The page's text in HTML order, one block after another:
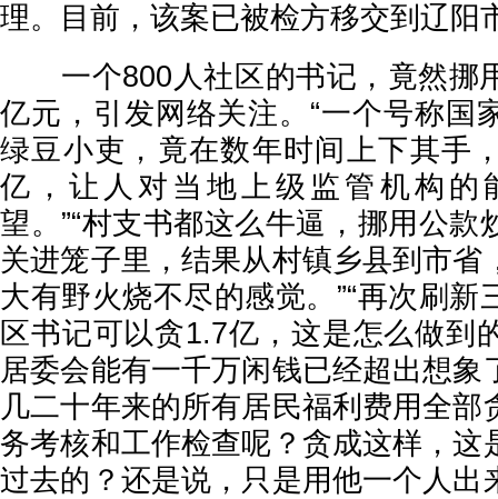
理。目前，该案已被检方移交到辽阳
一个800人社区的书记，竟然挪
亿元，引发网络关注。“一个号称国
绿豆小吏，竟在数年时间上下其手
亿，让人对当地上级监管机构的
望。”“村支书都这么牛逼，挪用公款
关进笼子里，结果从村镇乡县到市省
大有野火烧不尽的感觉。”“再次刷新
区书记可以贪1.7亿，这是怎么做到
居委会能有一千万闲钱已经超出想象
几二十年来的所有居民福利费用全部
务考核和工作检查呢？贪成这样，这
过去的？还是说，只是用他一个人出